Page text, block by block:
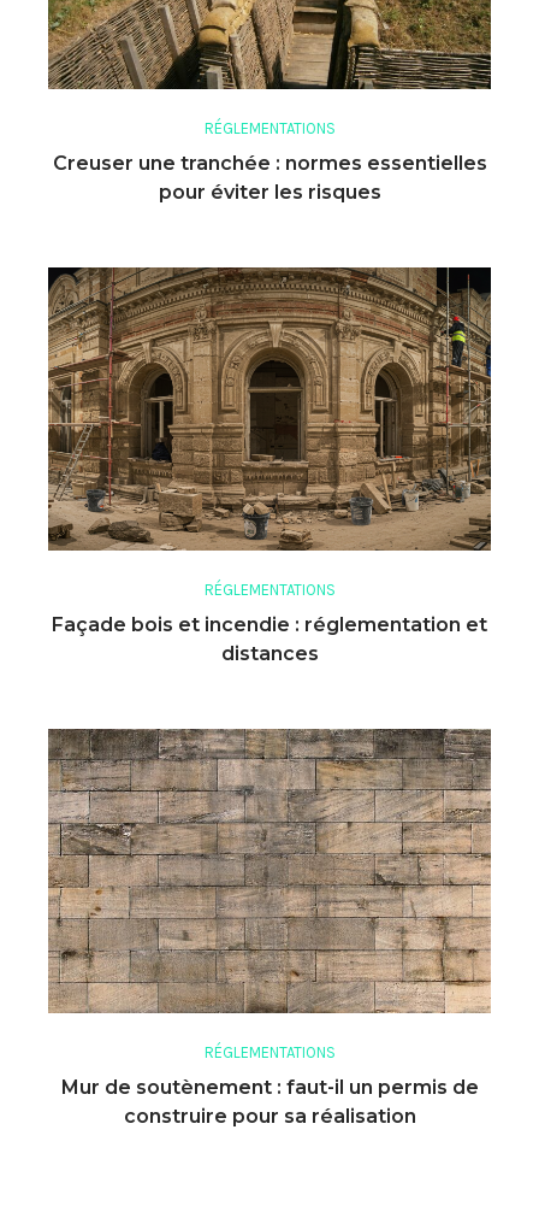
RÉGLEMENTATIONS
Creuser une tranchée : normes essentielles
pour éviter les risques
RÉGLEMENTATIONS
Façade bois et incendie : réglementation et
distances
RÉGLEMENTATIONS
Mur de soutènement : faut-il un permis de
construire pour sa réalisation